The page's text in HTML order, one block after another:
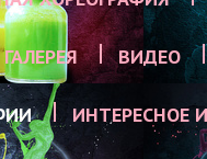
ГАЛЕРЕЯ ВИДЕО
ИНТЕРЕСНОЕ